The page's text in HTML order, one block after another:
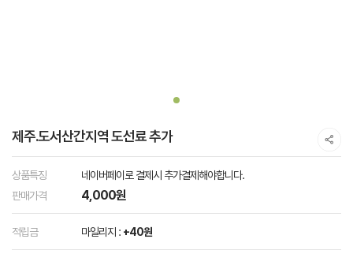
제주.도서산간지역 도선료 추가
상품특징
네이버페이로 결제시 추가결제해야합니다.
판매가격
4,000원
적립금 마일리지 : +40원